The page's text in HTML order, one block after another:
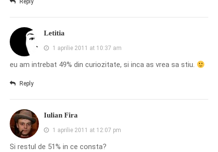
Reply
Letitia
1 aprilie 2011 at 10:37 am
eu am intrebat 49% din curiozitate, si inca as vrea sa stiu.
Reply
Iulian Fira
1 aprilie 2011 at 12:07 pm
Si restul de 51% in ce consta?